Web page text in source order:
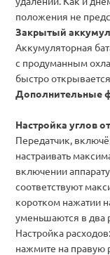
положения не
Закрытый
Аккумуляторная
с продуманным
быстро
Дополнительные
Настройка углов
Передатчик,
настраивать
включении
соответствуют
коротком нажатии
уменьшаются в два
Настройка
нажмите на правую